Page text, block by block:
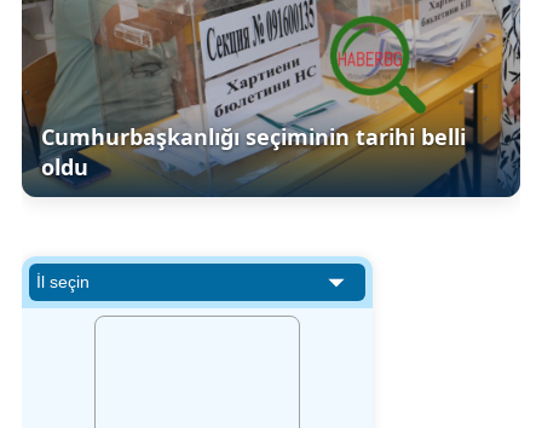
Cumhurbaşkanlığı seçiminin tarihi belli
oldu